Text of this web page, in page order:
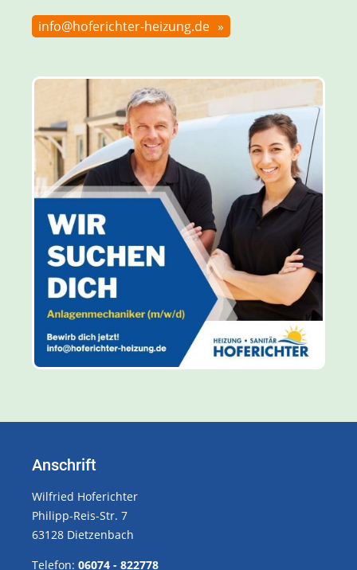
info@hoferichter-heizung.de
Anschrift
Wilfried Hoferichter
Philipp-Reis-Str. 7
63128 Dietzenbach
Telefon: 06074 - 822778